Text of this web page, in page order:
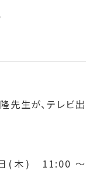
先生が、テレビ出
(木) 11:00 ～